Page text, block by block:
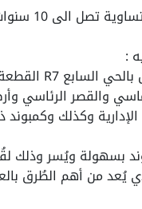
والقصر
وكذلك وكمبوند
بسهولة ويُسر وذلك
يُعد من أهم الطُرق